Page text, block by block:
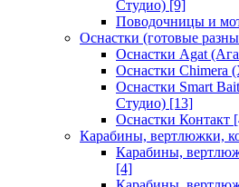
Студио) [9]
Поводочницы и
Оснастки (готовые
Оснастки Agat
Оснастки Chimera
Оснастки Smart
Студио) [13]
Оснастки Контакт
Карабины, вертлюжки,
Карабины,
[4]